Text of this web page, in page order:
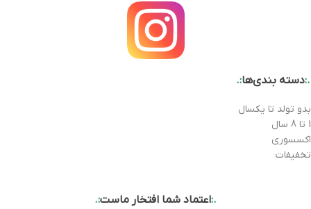
.:دسته بندی‌ها:.
بدو تولد تا یکسال
1 تا 8 سال
اکسسوری
تخفیفات
.:اعتماد شما افتخار ماست:.